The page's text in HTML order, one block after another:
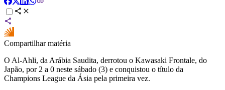
Compartilhar matéria
O Al-Ahli, da Arábia Saudita, derrotou o Kawasaki Frontale, do
Japão, por 2 a 0 neste sábado (3) e conquistou o título da
Champions League da Ásia pela primeira vez.